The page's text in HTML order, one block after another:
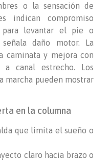
o la sensación de
indican compromiso
para levantar el pie o
daño motor. La
caminata y mejora con
a canal estrecho. Los
marcha pueden mostrar
en la columna
que limita el sueño o
claro hacia brazo o